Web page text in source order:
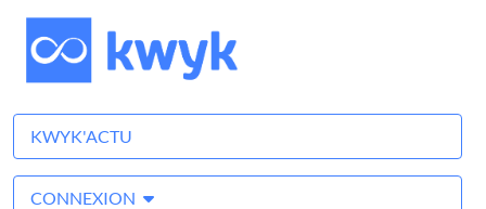
KWYK'ACTU
CONNEXION